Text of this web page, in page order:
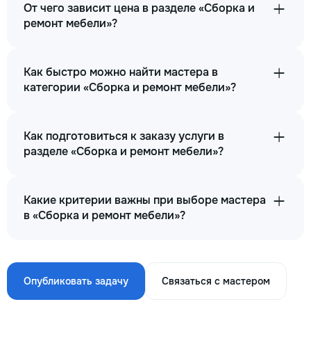
От чего зависит цена в разделе «Сборка и
ремонт мебели»?
Как быстро можно найти мастера в
категории «Сборка и ремонт мебели»?
Как подготовиться к заказу услуги в
разделе «Сборка и ремонт мебели»?
Какие критерии важны при выборе мастера
в «Сборка и ремонт мебели»?
Опубликовать задачу Связаться с мастером